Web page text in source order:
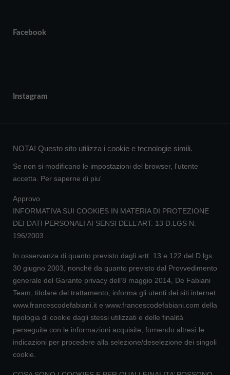
Facebook
Instagram
NOTA! Questo sito utilizza i cookie e tecnologie simili.
Se non si modificano le impostazioni del browser, l'utente
accetta. Per saperne di piu'
Approvo
INFORMATIVA SUI COOKIES IN MATERIA DI PROTEZIONE
DEI DATI PERSONALI AI SENSI DELL’ART. 13 D.LGS N.
196/2003
In osservanza di quanto previsto dagli artt. 13 e 122 del D.lgs
30 giugno 2003, nonché da quanto previsto dal Provvedimento
generale del Garante privacy dell’8 maggio 2014, De Fabiani
Team, titolare del trattamento, informa gli utenti dei siti internet
www.francescodefabiani.it e www.francescodefabiani.com della
tipologia di cookie dagli stessi utilizzati e delle finalità
perseguite con le informazioni acquisite, fornendo altresì le
indicazioni per procedere alla selezione/deselezione dei singoli
cookie.